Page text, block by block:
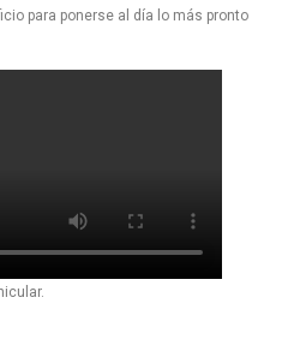
para ponerse al día lo más pronto